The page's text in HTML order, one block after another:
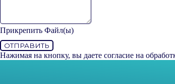
Прикрепить Файл(ы)
ОТПРАВИТЬ
Нажимая на кнопку, вы даете согласие на